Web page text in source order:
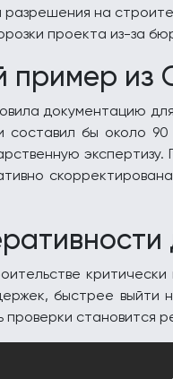
разрешения на
проекта из-за
пример из
документацию
составил бы около
быстрее
проверки